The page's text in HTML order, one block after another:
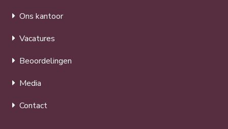
Ons kantoor
Vacatures
Beoordelingen
Media
Contact